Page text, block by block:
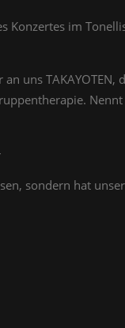
Konzertes im
uns
sondern hat